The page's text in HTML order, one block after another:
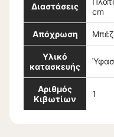
Διαστάσεις
cm
Απόχρωση Μπέζ
Υλικό
κατασκευής
Αριθμός
Κιβωτίων
1